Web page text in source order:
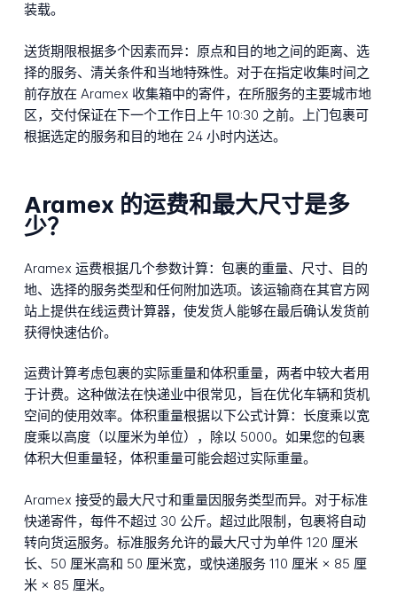
装载。
送货期限根据多个因素而异：原点和目的地之间的距离、选
择的服务、清关条件和当地特殊性。对于在指定收集时间之
前存放在 Aramex 收集箱中的寄件，在所服务的主要城市地
区，交付保证在下一个工作日上午 10:30 之前。上门包裹可
根据选定的服务和目的地在 24 小时内送达。
Aramex 的运费和最大尺寸是多
少？
Aramex 运费根据几个参数计算：包裹的重量、尺寸、目的
地、选择的服务类型和任何附加选项。该运输商在其官方网
站上提供在线运费计算器，使发货人能够在最后确认发货前
获得快速估价。
运费计算考虑包裹的实际重量和体积重量，两者中较大者用
于计费。这种做法在快递业中很常见，旨在优化车辆和货机
空间的使用效率。体积重量根据以下公式计算：长度乘以宽
度乘以高度（以厘米为单位），除以 5000。如果您的包裹
体积大但重量轻，体积重量可能会超过实际重量。
Aramex 接受的最大尺寸和重量因服务类型而异。对于标准
快递寄件，每件不超过 30 公斤。超过此限制，包裹将自动
转向货运服务。标准服务允许的最大尺寸为单件 120 厘米
长、50 厘米高和 50 厘米宽，或快递服务 110 厘米 × 85 厘
米 × 85 厘米。